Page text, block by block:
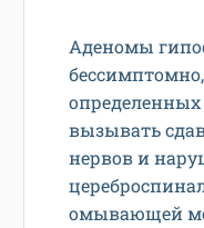
Аденомы
определенных
вызывать
нервов и
омывающей